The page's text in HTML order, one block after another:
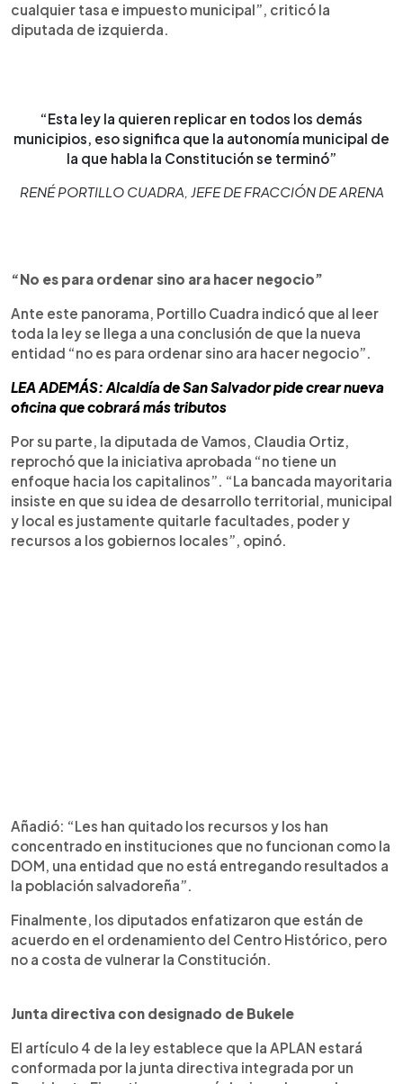
cualquier tasa e impuesto municipal”, criticó la
diputada de izquierda.
“Esta ley la quieren replicar en todos los demás
municipios, eso significa que la autonomía municipal de
la que habla la Constitución se terminó”
RENÉ PORTILLO CUADRA, JEFE DE FRACCIÓN DE ARENA
“No es para ordenar sino ara hacer negocio”
Ante este panorama, Portillo Cuadra indicó que al leer
toda la ley se llega a una conclusión de que la nueva
entidad “no es para ordenar sino ara hacer negocio”.
LEA ADEMÁS: Alcaldía de San Salvador pide crear nueva
oficina que cobrará más tributos
Por su parte, la diputada de Vamos, Claudia Ortiz,
reprochó que la iniciativa aprobada “no tiene un
enfoque hacia los capitalinos”. “La bancada mayoritaria
insiste en que su idea de desarrollo territorial, municipal
y local es justamente quitarle facultades, poder y
recursos a los gobiernos locales”, opinó.
Añadió: “Les han quitado los recursos y los han
concentrado en instituciones que no funcionan como la
DOM, una entidad que no está entregando resultados a
la población salvadoreña”.
Finalmente, los diputados enfatizaron que están de
acuerdo en el ordenamiento del Centro Histórico, pero
no a costa de vulnerar la Constitución.
Junta directiva con designado de Bukele
El artículo 4 de la ley establece que la APLAN estará
conformada por la junta directiva integrada por un